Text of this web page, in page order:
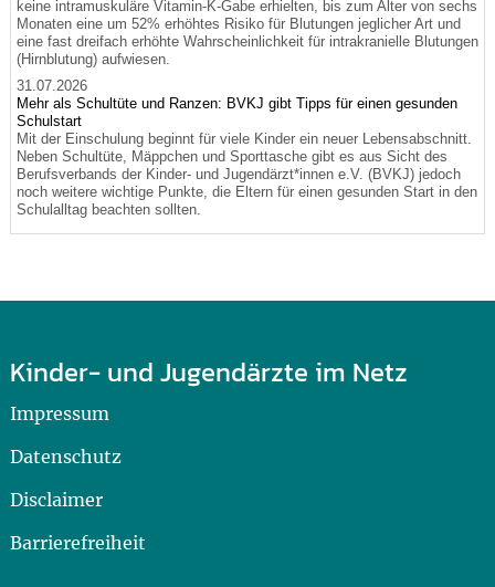
keine intramuskuläre Vitamin-K-Gabe erhielten, bis zum Alter von sechs
Monaten eine um 52% erhöhtes Risiko für Blutungen jeglicher Art und
eine fast dreifach erhöhte Wahrscheinlichkeit für intrakranielle Blutungen
(Hirnblutung) aufwiesen.
31.07.2026
Mehr als Schultüte und Ranzen: BVKJ gibt Tipps für einen gesunden
Schulstart
Mit der Einschulung beginnt für viele Kinder ein neuer Lebensabschnitt.
Neben Schultüte, Mäppchen und Sporttasche gibt es aus Sicht des
Berufsverbands der Kinder- und Jugendärzt*innen e.V. (BVKJ) jedoch
noch weitere wichtige Punkte, die Eltern für einen gesunden Start in den
Schulalltag beachten sollten.
Kinder- und Jugendärzte im Netz
Impressum
Datenschutz
Disclaimer
Barrierefreiheit